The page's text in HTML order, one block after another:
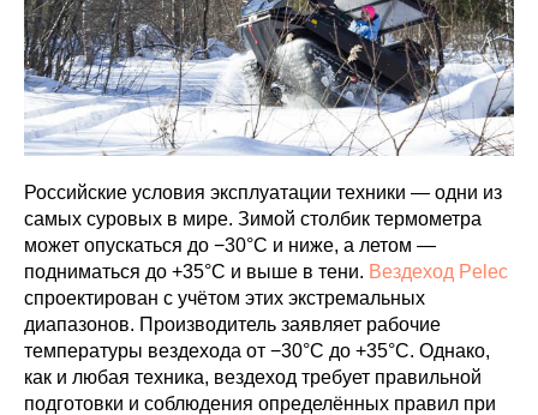
Российские условия эксплуатации техники — одни из
самых суровых в мире. Зимой столбик термометра
может опускаться до −30°C и ниже, а летом —
подниматься до +35°C и выше в тени. Вездеход Pelec
спроектирован с учётом этих экстремальных
диапазонов. Производитель заявляет рабочие
температуры вездехода от −30°C до +35°C. Однако,
как и любая техника, вездеход требует правильной
подготовки и соблюдения определённых правил при